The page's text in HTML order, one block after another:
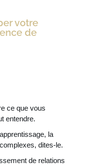
votre
de
ce que vous
entendre.
la
dites-le.
de relations